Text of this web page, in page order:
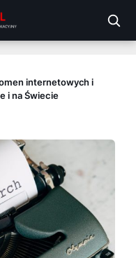
internetowych i
i na Świecie